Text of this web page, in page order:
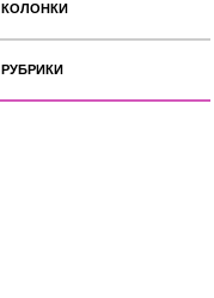
КОЛОНКИ
РУБРИКИ